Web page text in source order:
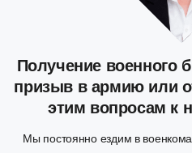
Получение военного
призыв в армию или
этим вопросам к
Мы постоянно ездим в